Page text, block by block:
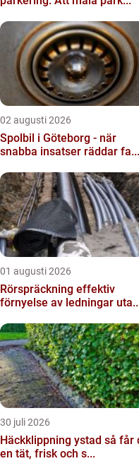
02 augusti 2026
Spolbil i Göteborg - när
snabba insatser räddar fa...
01 augusti 2026
Rörspräckning effektiv
förnyelse av ledningar
30 juli 2026
Häckklippning ystad så får du
en tät, frisk och s...